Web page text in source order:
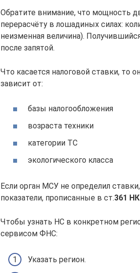
Обратите внимание, что мощность
перерасчёту в лошадиных силах:
неизменная величина).
после запятой.
Что касается налоговой ставки, то
зависит от:
базы налогообложения
возраста техники
категории ТС
экологического класса
Если орган МСУ не определил
показатели, прописанные в ст.361
Чтобы узнать НС в конкретном
сервисом ФНС:
Указать регион.